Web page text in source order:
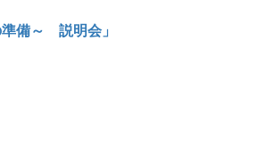
備～ 説明会」